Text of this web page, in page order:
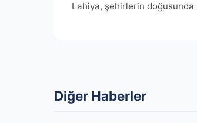
Lahiya, şehirlerin doğusunda
Diğer Haberler